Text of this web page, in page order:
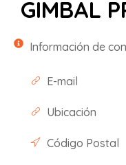
GIMBAL
Información de
E-mail
Ubicación
Código Postal